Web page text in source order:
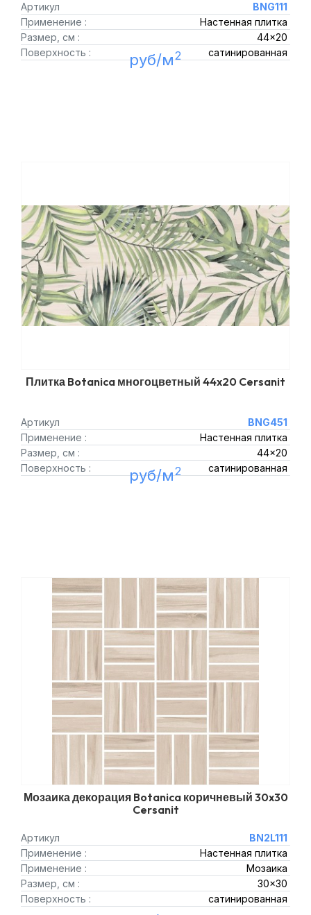
Артикул
BNG111
Применение :
Настенная плитка
Размер, см :
44x20
Поверхность :
сатинированная
руб/м2
Плитка Botanica многоцветный 44x20 Cersanit
Артикул
BNG451
Применение :
Настенная плитка
Размер, см :
44x20
Поверхность :
сатинированная
руб/м2
Мозаика декорация Botanica коричневый 30x30
Cersanit
Артикул
BN2L111
Применение :
Настенная плитка
Применение :
Мозаика
Размер, см :
30x30
Поверхность :
сатинированная